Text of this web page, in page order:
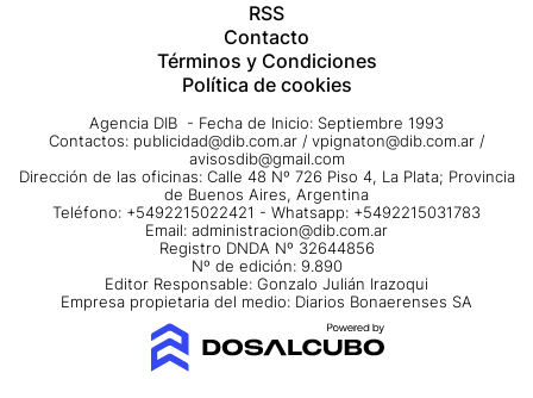
RSS
Contacto
Términos y Condiciones
Política de cookies
Agencia DIB - Fecha de Inicio: Septiembre 1993
Contactos: publicidad@dib.com.ar / vpignaton@dib.com.ar /
avisosdib@gmail.com
Dirección de las oficinas: Calle 48 Nº 726 Piso 4, La Plata; Provincia
de Buenos Aires, Argentina
Teléfono: +5492215022421 - Whatsapp: +5492215031783
Email: administracion@dib.com.ar
Registro DNDA Nº 32644856
Nº de edición: 9.890
Editor Responsable: Gonzalo Julián Irazoqui
Empresa propietaria del medio: Diarios Bonaerenses SA